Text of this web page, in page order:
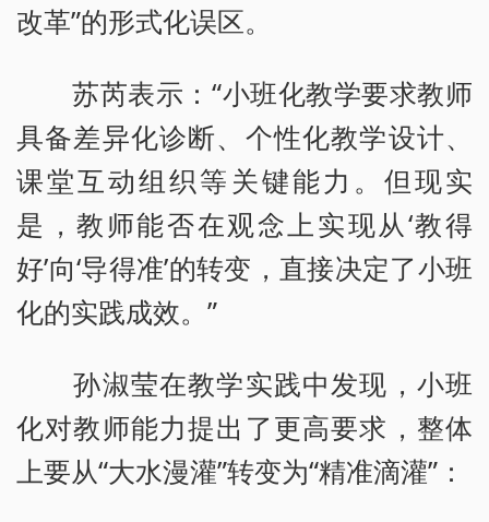
改革”的形式化误区。
苏芮表示：“小班化教学要求教师
具备差异化诊断、个性化教学设计、
课堂互动组织等关键能力。但现实
是，教师能否在观念上实现从‘教得
好’向‘导得准’的转变，直接决定了小班
化的实践成效。”
孙淑莹在教学实践中发现，小班
化对教师能力提出了更高要求，整体
上要从“大水漫灌”转变为“精准滴灌”：